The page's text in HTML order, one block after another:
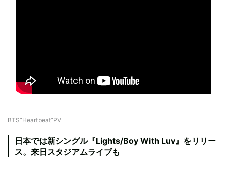
BTS“Heartbeat”PV
日本では新シングル『Lights/Boy With Luv』をリリー
ス。来日スタジアムライブも